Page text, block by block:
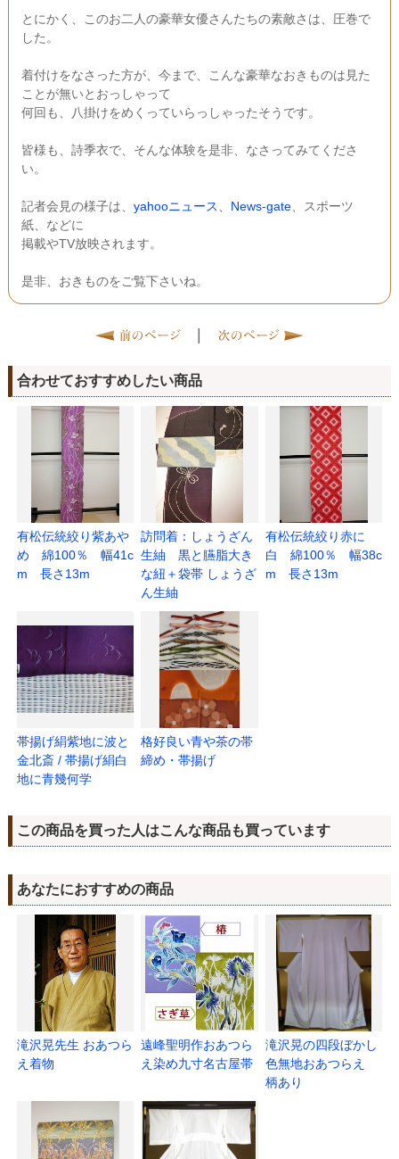
とにかく、このお二人の豪華女優さんたちの素敵さは、圧巻で
した。
着付けをなさった方が、今まで、こんな豪華なおきものは見た
ことが無いとおっしゃって
何回も、八掛けをめくっていらっしゃったそうです。
皆様も、詩季衣で、そんな体験を是非、なさってみてくださ
い。
記者会見の様子は、 yahooニュース News-gate、スポーツ
紙、などに
掲載やTV放映されます。
是非、おきものをご覧下さいね。
|
合わせておすすめしたい商品
有松伝統絞り紫あや
め 綿100％ 幅41c
m 長さ13m
訪問着：しょうざん
生紬 黒と臙脂大き
な紐＋袋帯 しょうざ
ん生紬
有松伝統絞り赤に
白 綿100％ 幅38c
m 長さ13m
帯揚げ絹紫地に波と
金北斎 / 帯揚げ絹白
地に青幾何学
格好良い青や茶の帯
締め・帯揚げ
この商品を買った人はこんな商品も買っています
あなたにおすすめの商品
滝沢晃先生 おあつら
え着物
遠峰聖明作おあつら
え染め九寸名古屋帯
滝沢晃の四段ぼかし
色無地おあつらえ
柄あり